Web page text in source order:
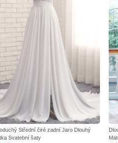
Střední čiré zadní Jaro Dlouhý
Svatební šaty